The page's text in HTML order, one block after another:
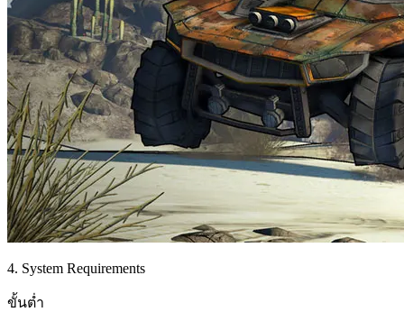
4. System Requirements
ขั้นต่ำ